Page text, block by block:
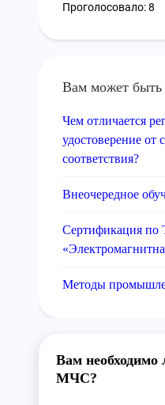
Проголосовало: 8
Вам может быть
Чем отличается
удостоверение от
соответствия?
Внеочередное
Сертификация по
Методы
Вам необходимо
МЧС?